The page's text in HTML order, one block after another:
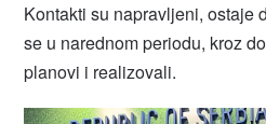
Kontakti su napravljeni, ostaje
se u narednom periodu, kroz
planovi i realizovali.